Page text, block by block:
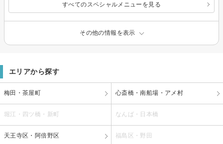
すべてのスペシャルメニューを見る
その他の情報を表示
エリアから探す
梅田・茶屋町 心斎橋・南船場・アメ村
堀江・四ツ橋・新町 なんば・日本橋
天王寺区・阿倍野区 福島区・野田